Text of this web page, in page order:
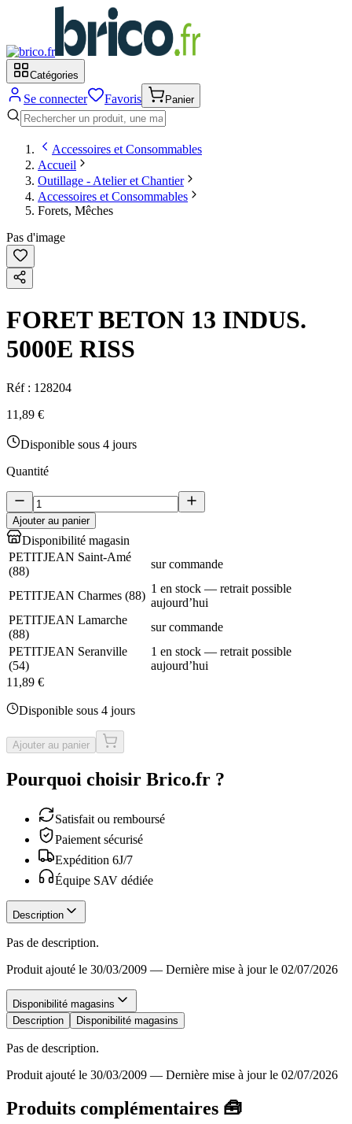
Catégories
Se connecter Favoris Panier
Accessoires et Consommables
Accueil
Outillage - Atelier et Chantier
Accessoires et Consommables
Forets, Mêches
Pas d'image
FORET BETON 13 INDUS.
5000E RISS
Réf : 128204
11,89 €
Disponible sous 4 jours
Quantité
Ajouter au panier
Disponibilité magasin
PETITJEAN Saint-Amé
(88)
sur commande
PETITJEAN Charmes (88)
1 en stock — retrait possible
aujourd’hui
PETITJEAN Lamarche
(88)
sur commande
PETITJEAN Seranville
(54)
1 en stock — retrait possible
aujourd’hui
11,89 €
Disponible sous 4 jours
Ajouter au panier
Pourquoi choisir Brico.fr ?
Satisfait ou remboursé
Paiement sécurisé
Expédition 6J/7
Équipe SAV dédiée
Description
Pas de description.
Produit ajouté le 30/03/2009 — Dernière mise à jour le 02/07/2026
Disponibilité magasins
Description
Disponibilité magasins
Pas de description.
Produit ajouté le 30/03/2009 — Dernière mise à jour le 02/07/2026
Produits complémentaires 🧰